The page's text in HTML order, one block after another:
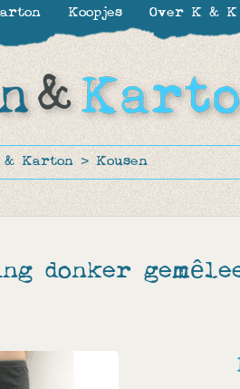
& Karton > Kousen
donker
Koopjes Over K & K